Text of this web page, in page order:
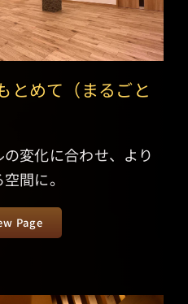
とめて（まるごと
変化に合わせ、より
間に。
Page